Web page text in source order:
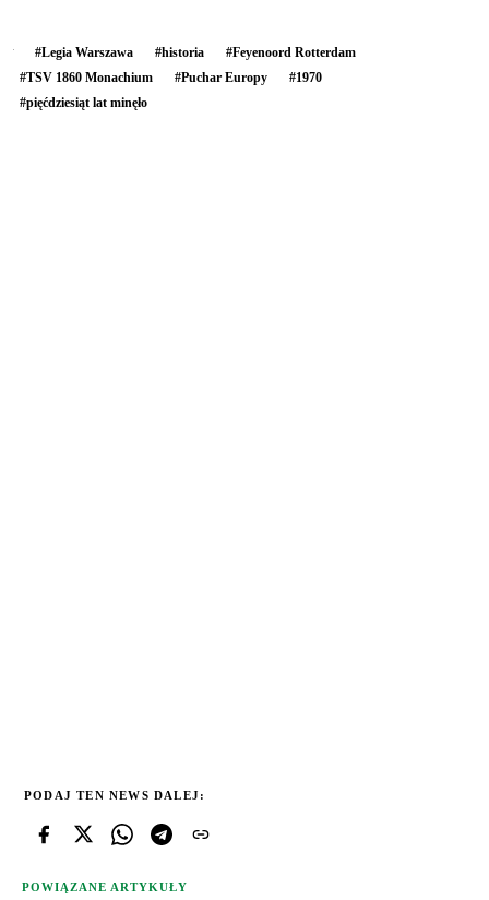
#Legia Warszawa #historia #Feyenoord Rotterdam
#TSV 1860 Monachium #Puchar Europy #1970
#pięćdziesiąt lat minęło
PODAJ TEN NEWS DALEJ:
POWIĄZANE ARTYKUŁY